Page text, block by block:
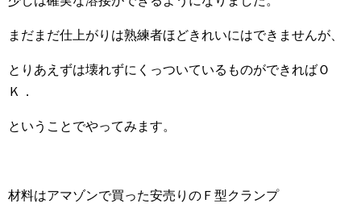
まだまだ仕上がりは熟練者ほどきれいにはできませんが、
とりあえずは壊れずにくっついているものができればＯ
Ｋ．
ということでやってみます。
材料はアマゾンで買った安売りのＦ型クランプ